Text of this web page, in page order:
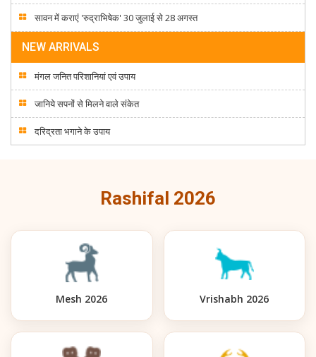
सावन में कराएं 'रुद्राभिषेक' 30 जुलाई से 28 अगस्त
NEW ARRIVALS
मंगल जनित परिशानियां एवं उपाय
जानिये सपनों से मिलने वाले संकेत
दरिद्रता भगाने के उपाय
Rashifal 2026
Mesh 2026 Vrishabh 2026